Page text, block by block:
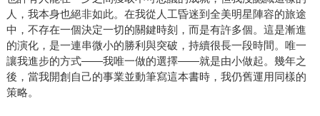
人，我本身也絕非如此。在我從人工昏迷到全美明星陣容的旅途
中，不存在一個決定一切的關鍵時刻，而是有許多個。這是漸進
的演化，是一連串微小的勝利與突破，持續很長一段時間。唯一
讓我進步的方式——我唯一做的選擇——就是由小做起。幾年之
後，當我開創自己的事業並動筆寫這本書時，我仍舊運用同樣的
策略。